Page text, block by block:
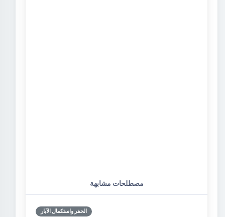
مصطلحات مشابهة
الحفر واستكمال الآبار